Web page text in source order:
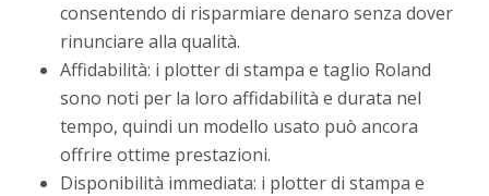
consentendo di risparmiare denaro senza dover
rinunciare alla qualità.
Affidabilità: i plotter di stampa e taglio Roland
sono noti per la loro affidabilità e durata nel
tempo, quindi un modello usato può ancora
offrire ottime prestazioni.
Disponibilità immediata: i plotter di stampa e